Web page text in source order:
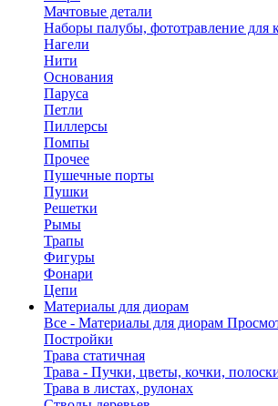
Мачтовые детали
Наборы палубы, фототравление для
Нагели
Нити
Основания
Паруса
Петли
Пиллерсы
Помпы
Прочее
Пушечные порты
Пушки
Решетки
Рымы
Трапы
Фигуры
Фонари
Цепи
Материалы для диорам
Все - Материалы для диорам
Постройки
Трава статичная
Трава - Пучки, цветы, кочки,
Трава в листах, рулонах